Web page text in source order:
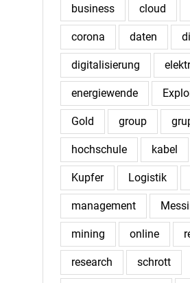
business cloud
corona daten
digitalisierung
energiewende
Gold group
hochschule kabel
Kupfer Logistik
management
mining online
research schrott